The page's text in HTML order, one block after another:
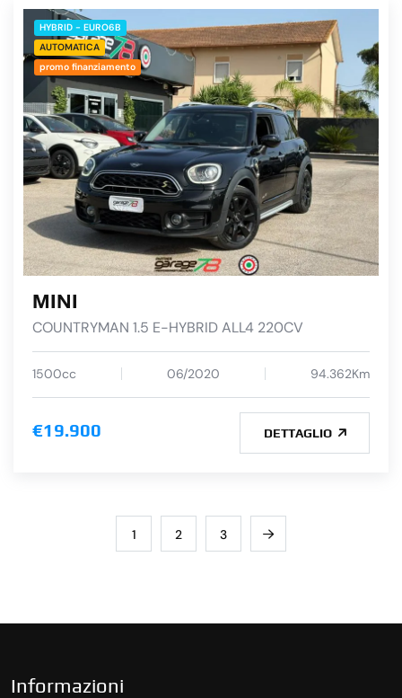
HYBRID - EURO6B
AUTOMATICA
promo finanziamento
MINI
COUNTRYMAN 1.5 E-HYBRID ALL4 220CV
1500cc 06/2020 94.362Km
€19.900 DETTAGLIO
1 2 3
Informazioni